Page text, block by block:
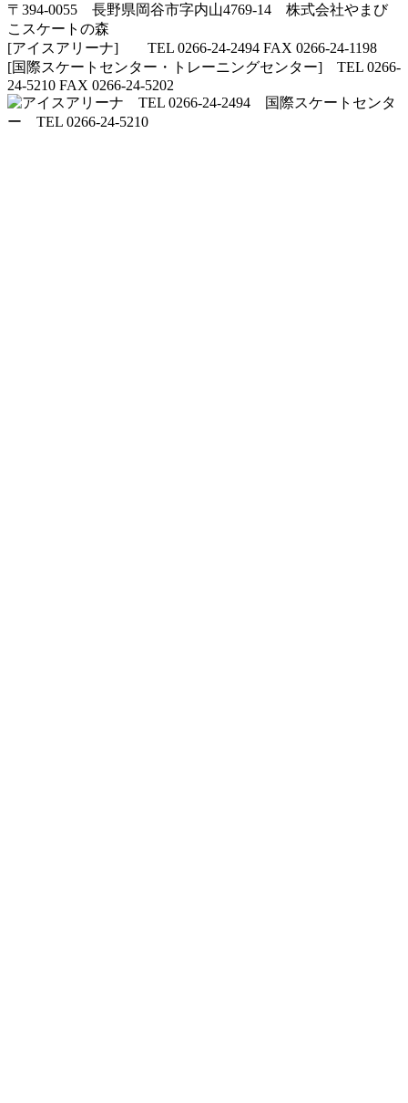
〒394-0055 長野県岡谷市字内山4769-14 株式会社やまび
こスケートの森
[アイスアリーナ] TEL 0266-24-2494 FAX 0266-24-1198
[国際スケートセンター・トレーニングセンター] TEL 0266-
24-5210 FAX 0266-24-5202